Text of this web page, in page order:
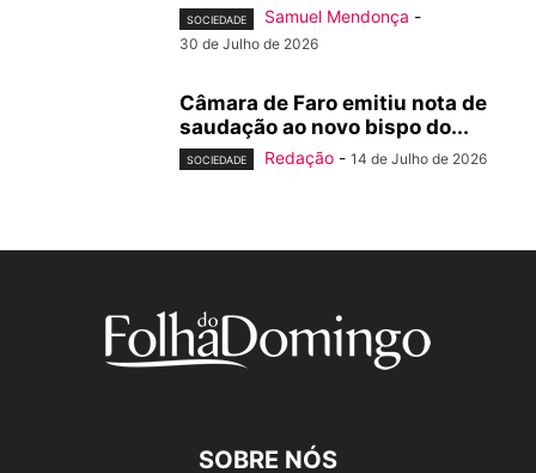
SOCIEDADE Samuel Mendonça -
30 de Julho de 2026
Câmara de Faro emitiu nota de
saudação ao novo bispo do...
SOCIEDADE Redação - 14 de Julho de 2026
SOBRE NÓS